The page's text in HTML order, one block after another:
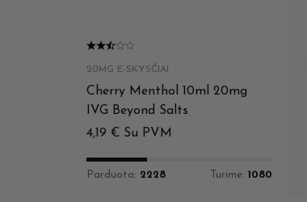
20MG E-SKYSČIAI
Cherry Menthol 10ml 20mg
IVG Beyond Salts
4,19 € Su PVM
Parduota: 2228 Turime: 1080